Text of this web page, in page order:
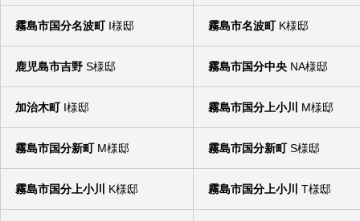
霧島市国分名波町I様邸 霧島市名波町K様邸
鹿児島市吉野 S様邸 霧島市国分中央 NA様邸
加治木町I様邸 霧島市国分上小川 M様邸
霧島市国分新町M様邸 霧島市国分新町S様邸
霧島市国分上小川 K様邸 霧島市国分上小川 T様邸